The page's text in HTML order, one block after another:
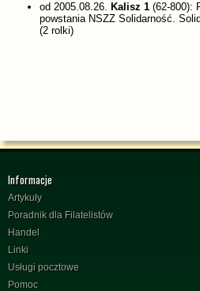
od 2005.08.26. Kalisz 1 (62-800):
powstania NSZZ Solidarność.
(2 rolki)
Informacje
Artykuły
Poradnik dla Filatelistów
Handel
Linki
Usługi pocztowe
Pomoc